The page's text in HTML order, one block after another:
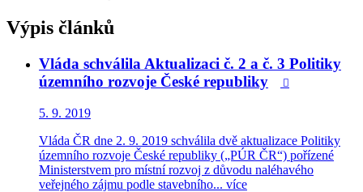
Výpis článků
Vláda schválila Aktualizaci č. 2 a č. 3 Politiky
územního rozvoje České republiky

5. 9. 2019
Vláda ČR dne 2. 9. 2019 schválila dvě aktualizace Politiky
územního rozvoje České republiky („PÚR ČR“) pořízené
Ministerstvem pro místní rozvoj z důvodu naléhavého
veřejného zájmu podle stavebního... více